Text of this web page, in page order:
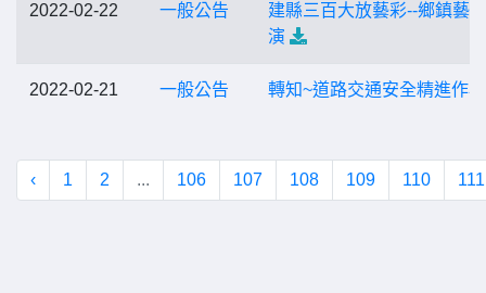
2022-02-22 一般公告
建縣三百大放藝彩--鄉鎮藝
演
2022-02-21 一般公告 轉知~道路交通安全精進作為
‹ 1 2 ... 106 107 108 109 110 111